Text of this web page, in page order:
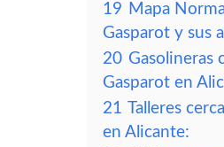
19 Mapa
Gasparot y sus
20 Gasolineras
Gasparot en
21 Talleres
en Alicante: